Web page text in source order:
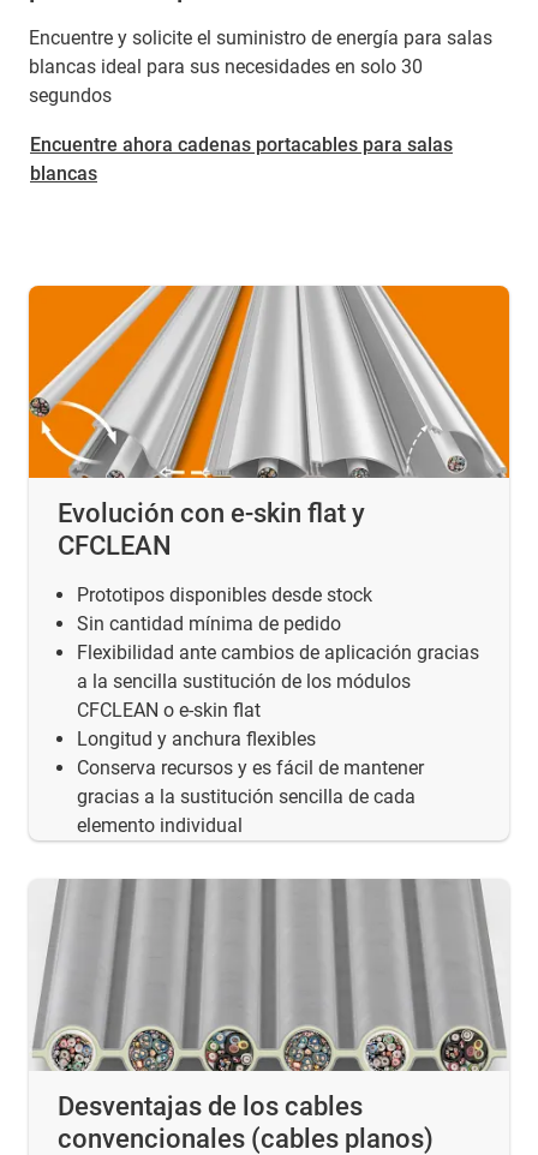
Encuentre y solicite el suministro de energía para salas
blancas ideal para sus necesidades en solo 30
segundos
Encuentre ahora cadenas portacables para salas
blancas
Evolución con e-skin flat y
CFCLEAN
Prototipos disponibles desde stock
Sin cantidad mínima de pedido
Flexibilidad ante cambios de aplicación gracias
a la sencilla sustitución de los módulos
CFCLEAN o e-skin flat
Longitud y anchura flexibles
Conserva recursos y es fácil de mantener
gracias a la sustitución sencilla de cada
elemento individual
Desventajas de los cables
convencionales (cables planos)